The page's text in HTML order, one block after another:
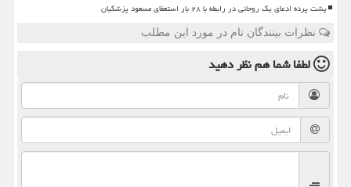
پشت پرده ادعای یک روحانی در رابطه با ۲۸ بار استعفای مسعود پزشکیان
نظرات بینندگان نام در مورد این مطلب
لطفا شما همنظر دهید